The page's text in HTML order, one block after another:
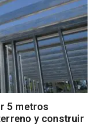
5 metros
y construir